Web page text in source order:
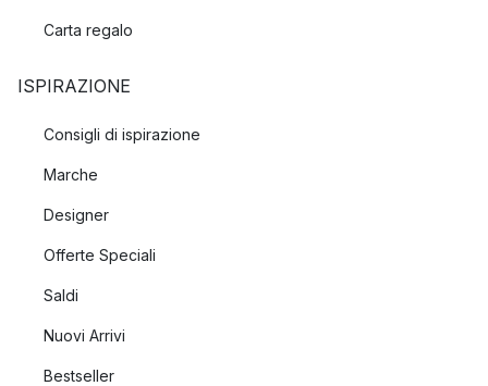
Carta regalo
ISPIRAZIONE
Consigli di ispirazione
Marche
Designer
Offerte Speciali
Saldi
Nuovi Arrivi
Bestseller